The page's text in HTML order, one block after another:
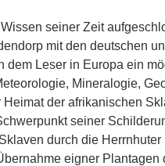
seiner Zeit
mit den deutschen
Leser in Europa ein
Mineralogie,
der afrikanischen
seiner
durch die
eigner